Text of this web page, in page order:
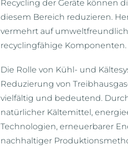
Recycling der Geräte können
diesem Bereich reduzieren.
vermehrt auf
recyclingfähige Komponenten.
Die Rolle von Kühl- und
Reduzierung von
vielfältig und bedeutend.
natürlicher Kältemittel,
Technologien, erneuerbarer
nachhaltiger